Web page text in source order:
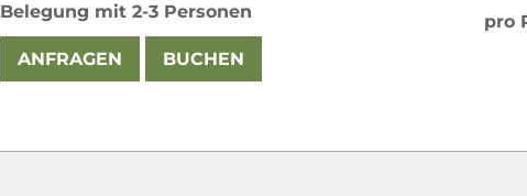
Belegung mit 2-3 Personen
ANFRAGEN BUCHEN
pro